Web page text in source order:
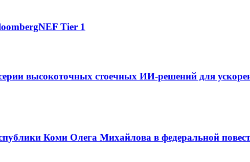
Tier 1
высокоточных стоечных ИИ-решений для
Коми Олега Михайлова в федеральной